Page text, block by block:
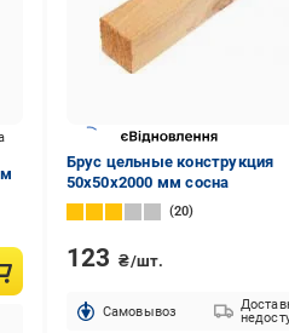
Брус цельные конструкция
50х50х2000 мм сосна
20
123 ₴/шт.
Cамовывоз